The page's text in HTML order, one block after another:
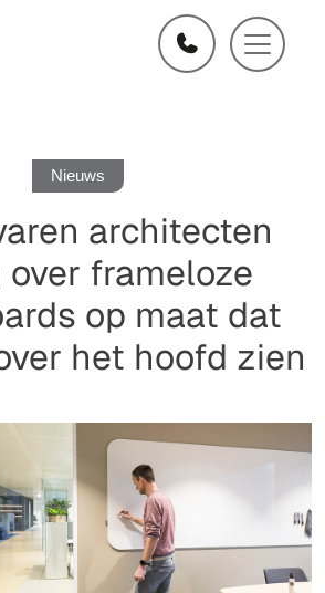
Nieuws
architecten
frameloze
op maat dat
het hoofd zien